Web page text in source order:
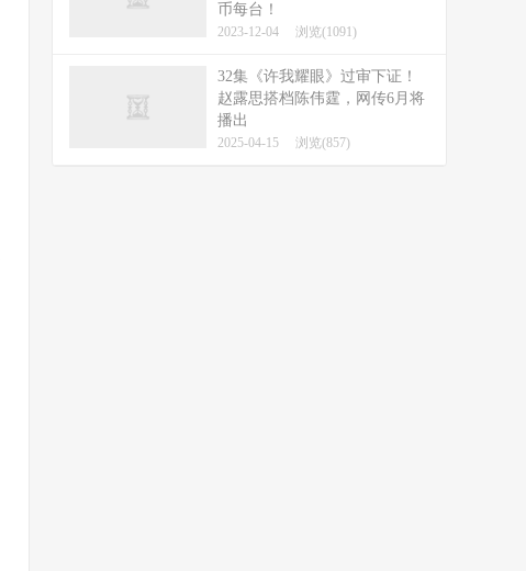
币每台！
2023-12-04 浏览(1091)
32集《许我耀眼》过审下证！
赵露思搭档陈伟霆，网传6月将
播出
2025-04-15 浏览(857)